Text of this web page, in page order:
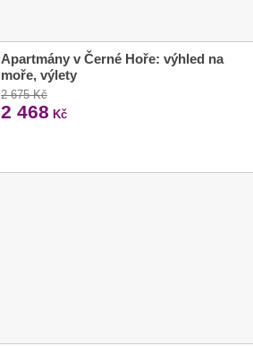
Apartmány v Černé Hoře: výhled na
moře, výlety
2 675 Kč
2 468 Kč